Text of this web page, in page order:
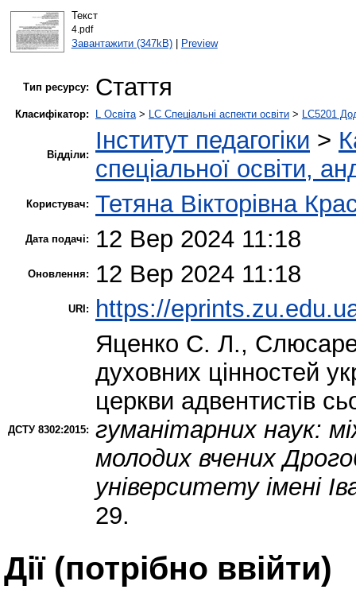
Текст
4.pdf
Завантажити (347kB)| Preview
Тип ресурсу: Стаття
Класифікатор: L Освіта> LC Спеціальні аспекти освіти > LC5201
Відділи:
Інститут педагогіки >
спеціальної освіти,
Користувач: Тетяна Вікторівна
Дата подачі: 12 Вер 2024 11:18
Оновлення: 12 Вер 2024 11:18
URI: https://
ДСТУ 8302:2015:
Яценко С. Л.,
духовних цінностей
церкви адвентистів
гуманітарних наук:
молодих вчених
університету імені
29.
Дії ​​(потрібно ввійти)